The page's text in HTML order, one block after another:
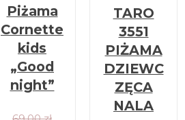
Piżama
Cornette
kids
„Good
night”
TARO
3551
PIŻAMA
DZIEWC
ZĘCA
NALA